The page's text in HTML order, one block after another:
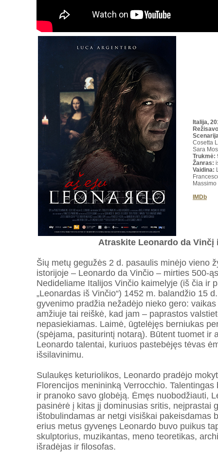
Italija,
Režisavo
Cosetta
Sara
Trukmė:
Žanras:
Vaidina:
IMDb
Atraskite Leonardo da Vinčį
Šių metų gegužės 2 d. pasaulis minėjo vieno
istorijoje – Leonardo da Vinčio – mirties 500-
Nedideliame Italijos Vinčio kaimelyje (iš čia ir
„Leonardas iš Vinčio“) 1452 m. balandžio 15
gyvenimo pradžia nežadėjo nieko gero:
amžiuje tai reiškė, kad jam – paprastos
nepasiekiamas. Laimė, ūgtelėjęs berniukas
(spėjama, pasiturintį notarą). Būtent tuomet ir
Leonardo talentai, kuriuos pastebėjęs tėvas
išsilavinimu.
Sulaukęs keturiolikos, Leonardo pradėjo
Florencijos menininką Verrocchio.
ir pranoko savo globėją. Ėmęs nuobodžiauti,
pasinėrė į kitas jį dominusias sritis, neįprastai
ištobulindamas ar netgi visiškai pakeisdamas
erius metus gyvenęs Leonardo buvo puikus
skulptorius, muzikantas, meno teoretikas,
išradėjas ir filosofas.